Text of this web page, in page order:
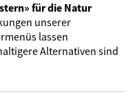
für die Natur
unserer
lassen
Alternativen sind